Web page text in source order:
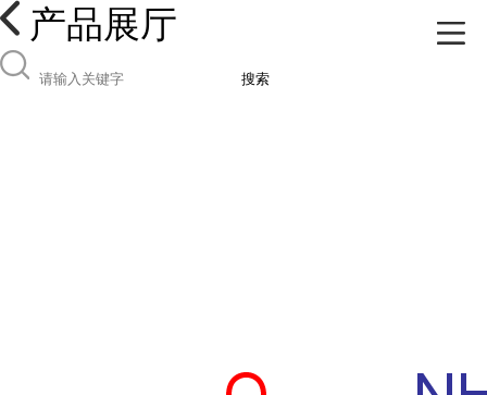
产品展厅
搜索